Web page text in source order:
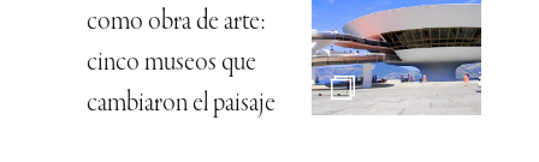
como obra de arte:
cinco museos que
cambiaron el paisaje